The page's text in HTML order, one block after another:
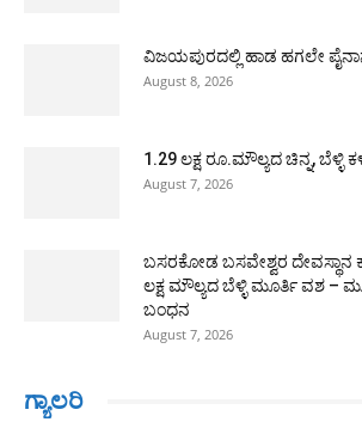
ವಿಜಯಪುರದಲ್ಲಿ ಹಾಡ ಹಗಲೇ
August 8, 2026
1.29 ಲಕ್ಷ ರೂ.ಮೌಲ್ಯದ ಚಿನ್ನ, ಬೆಳ್ಳಿ
August 7, 2026
ಬಸರಕೋಡ ಬಸವೇಶ್ವರ ದೇವಸ್ಥಾನ
ಲಕ್ಷ ಮೌಲ್ಯದ ಬೆಳ್ಳಿ ಮೂರ್ತಿ ವಶ –
ಬಂಧನ
August 7, 2026
ಗ್ಯಾಲರಿ